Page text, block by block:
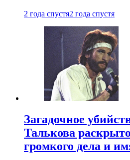
2 года спустя2 года спустя
Загадочное
Талькова
громкого дела и